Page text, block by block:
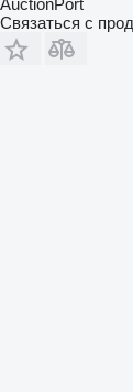
AuctionPort
Связаться с